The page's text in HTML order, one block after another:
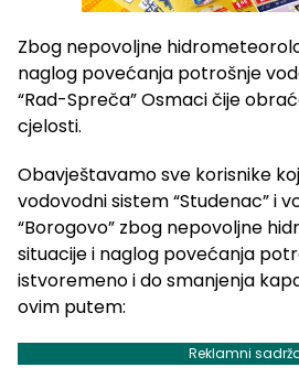
Zbog nepovoljne
naglog povećanja potrošnje
“Rad-Spreča” Osmaci čije
cjelosti.
Obavještavamo sve korisnike
vodovodni sistem “Studenac” i
“Borogovo” zbog nepovoljne
situacije i naglog povećanja
istvoremeno i do smanjenja
ovim putem:
Reklamni